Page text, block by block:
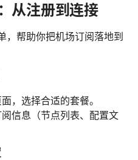
从注册到连接
，帮助你把机场订阅落地到
，选择合适的套餐。
信息（节点列表、配置文